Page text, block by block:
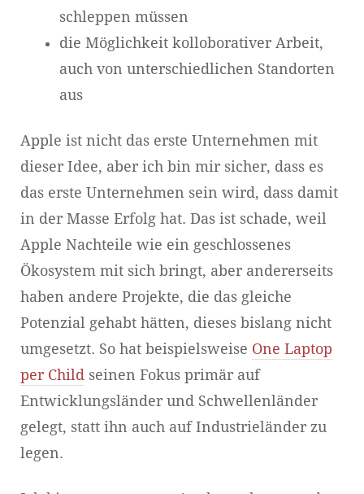
schleppen müssen
die Möglichkeit kolloborativer Arbeit,
auch von unterschiedlichen Standorten
aus
Apple ist nicht das erste Unternehmen mit
dieser Idee, aber ich bin mir sicher, dass es
das erste Unternehmen sein wird, dass damit
in der Masse Erfolg hat. Das ist schade, weil
Apple Nachteile wie ein geschlossenes
Ökosystem mit sich bringt, aber andererseits
haben andere Projekte, die das gleiche
Potenzial gehabt hätten, dieses bislang nicht
umgesetzt. So hat beispielsweise One Laptop
per Child seinen Fokus primär auf
Entwicklungsländer und Schwellenländer
gelegt, statt ihn auch auf Industrieländer zu
legen.